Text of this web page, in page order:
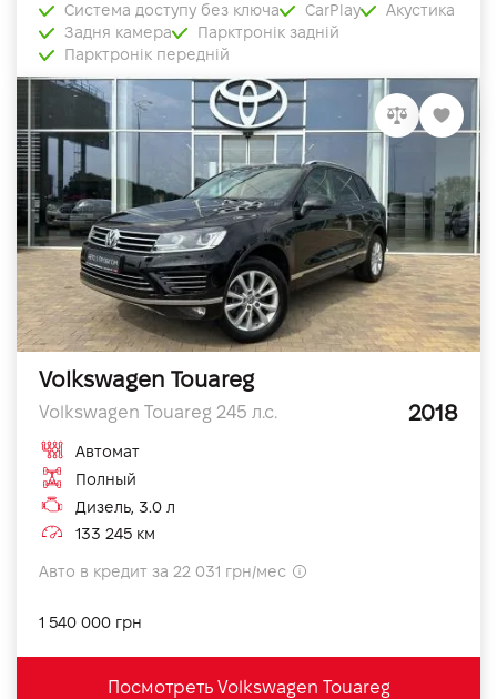
Система доступу без ключа
CarPlay
Акустика
Задня камера
Парктронік задній
Парктронік передній
Volkswagen Touareg
Volkswagen Touareg 245 л.с. 2018
Автомат
Полный
Дизель, 3.0 л
133 245 км
Авто в кредит за 22 031 грн/мес
1 540 000 грн
Посмотреть Volkswagen Touareg